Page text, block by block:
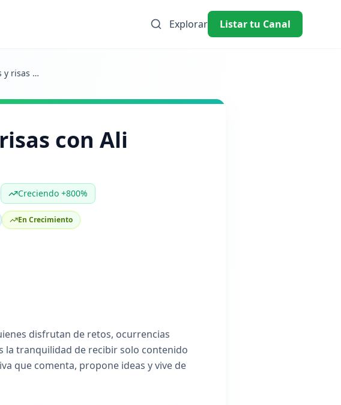
Explorar Listar tu Canal
Experimentos, retos y risas con Ali Izquierdo
con Ali
Creciendo +800%
En Crecimiento
disfrutan de retos, ocurrencias
la tranquilidad de recibir solo contenido
que comenta, propone ideas y vive de